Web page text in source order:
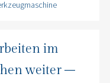
im
weiter –